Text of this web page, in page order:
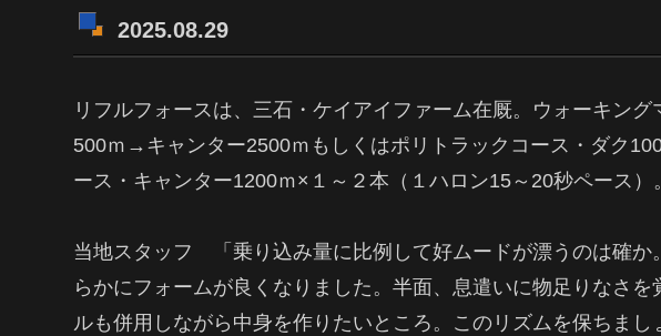
2025.08.29
リフルフォースは、三石・ケイアイファーム在厩。ウォーキン
500ｍ→キャンター2500ｍもしくはポリトラックコース・ダク
ース・キャンター1200ｍ×１～２本（１ハロン15～20秒ペース）。
当地スタッフ 「乗り込み量に比例して好ムードが漂うのは確か
らかにフォームが良くなりました。半面、息遣いに物足りなさを
ルも併用しながら中身を作りたいところ。このリズムを保ちまし